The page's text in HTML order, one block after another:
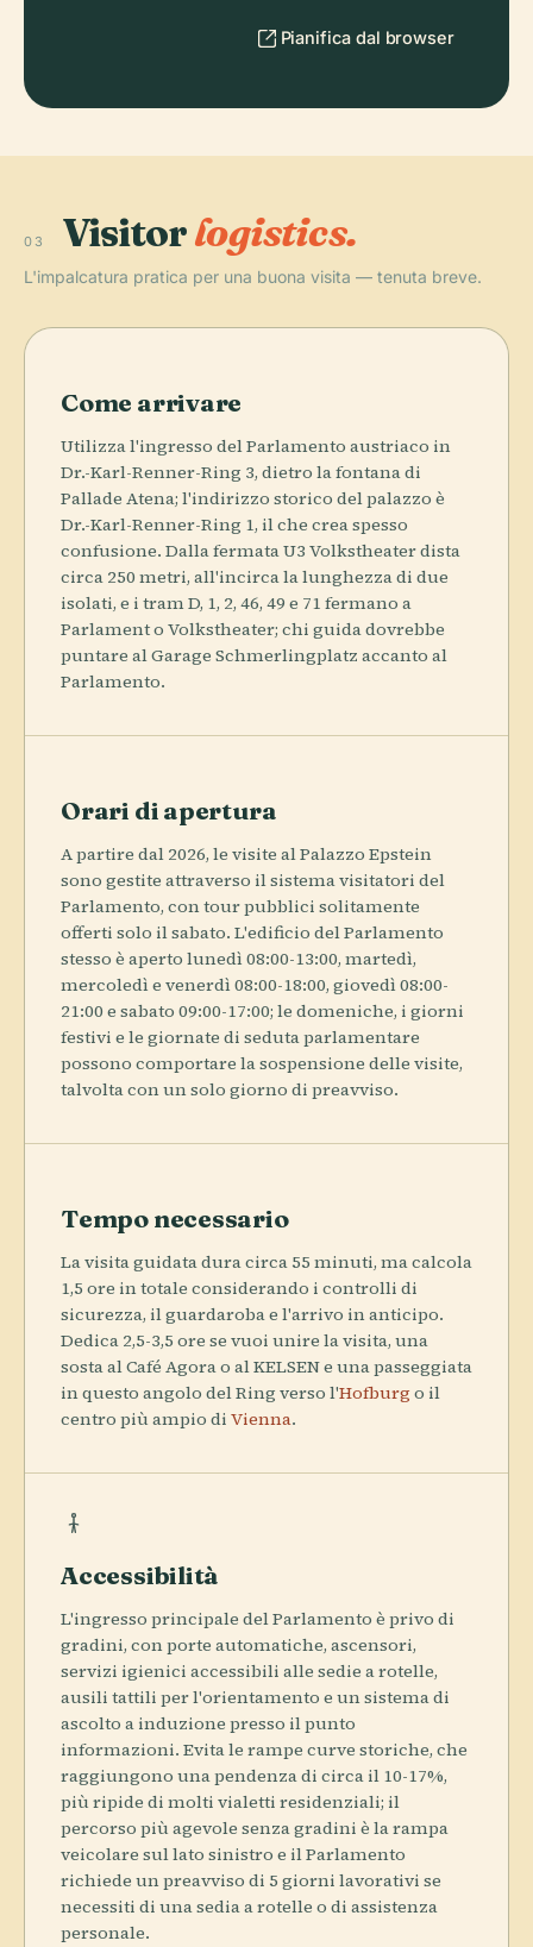
Pianifica dal browser
03 Visitorlogistics.
L'impalcatura pratica per una buona visita — tenuta breve.
Come arrivare
Utilizza l'ingresso del Parlamento austriaco in
Dr.-Karl-Renner-Ring 3, dietro la fontana di
Pallade Atena; l'indirizzo storico del palazzo è
Dr.-Karl-Renner-Ring 1, il che crea spesso
confusione. Dalla fermata U3 Volkstheater dista
circa 250 metri, all'incirca la lunghezza di due
isolati, e i tram D, 1, 2, 46, 49 e 71 fermano a
Parlament o Volkstheater; chi guida dovrebbe
puntare al Garage Schmerlingplatz accanto al
Parlamento.
Orari di apertura
A partire dal 2026, le visite al Palazzo Epstein
sono gestite attraverso il sistema visitatori del
Parlamento, con tour pubblici solitamente
offerti solo il sabato. L'edificio del Parlamento
stesso è aperto lunedì 08:00-13:00, martedì,
mercoledì e venerdì 08:00-18:00, giovedì 08:00-
21:00 e sabato 09:00-17:00; le domeniche, i giorni
festivi e le giornate di seduta parlamentare
possono comportare la sospensione delle visite,
talvolta con un solo giorno di preavviso.
Tempo necessario
La visita guidata dura circa 55 minuti, ma calcola
1,5 ore in totale considerando i controlli di
sicurezza, il guardaroba e l'arrivo in anticipo.
Dedica 2,5-3,5 ore se vuoi unire la visita, una
sosta al Café Agora o al KELSEN e una passeggiata
in questo angolo del Ring verso l'Hofburg o il
centro più ampio di Vienna.
Accessibilità
L'ingresso principale del Parlamento è privo di
gradini, con porte automatiche, ascensori,
servizi igienici accessibili alle sedie a rotelle,
ausili tattili per l'orientamento e un sistema di
ascolto a induzione presso il punto
informazioni. Evita le rampe curve storiche, che
raggiungono una pendenza di circa il 10-17%,
più ripide di molti vialetti residenziali; il
percorso più agevole senza gradini è la rampa
veicolare sul lato sinistro e il Parlamento
richiede un preavviso di 5 giorni lavorativi se
necessiti di una sedia a rotelle o di assistenza
personale.